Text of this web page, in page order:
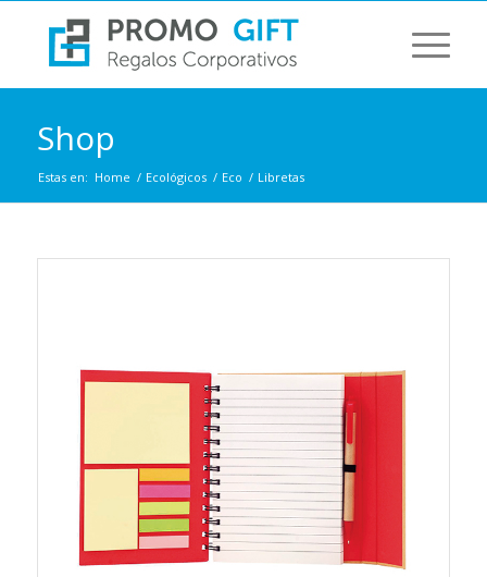
Shop
Estas en: Home / Ecológicos / Eco / Libretas